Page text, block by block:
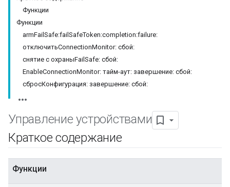
Функции
Функции
armFailSafe:failSafeToken:completion:failure:
отключитьConnectionMonitor: сбой:
снятие с охраныFailSafe: сбой:
EnableConnectionMonitor: тайм-аут: завершение: сбой:
сбросКонфигурация: завершение: сбой:
Управление устройствами
Краткое содержание
Функции